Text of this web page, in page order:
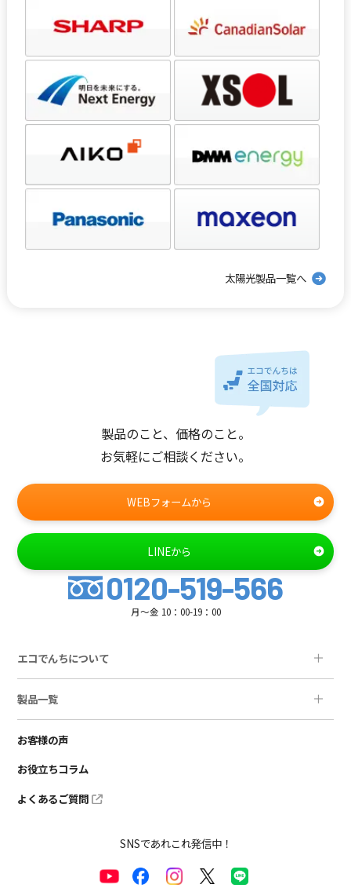
太陽光製品一覧へ
製品のこと、価格のこと。
お気軽にご相談ください。
WEBフォームから
LINEから
0120-519-566
月～金 10：00-19：00
エコでんちについて
製品一覧
お客様の声
お役立ちコラム
よくあるご質問
SNSであれこれ発信中！